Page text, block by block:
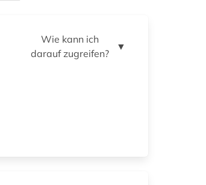
Wie kann ich
darauf zugreifen?
▼